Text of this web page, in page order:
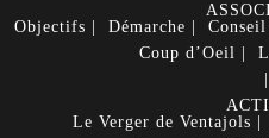
Objectifs
Démarche
Coup d’Oeil
Le Verger de Ventajols